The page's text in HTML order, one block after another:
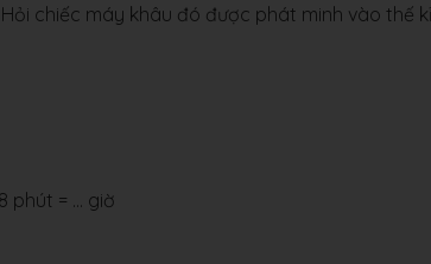
chiếc máy khâu đó được phát minh vào thế kỉ
phút = … giờ